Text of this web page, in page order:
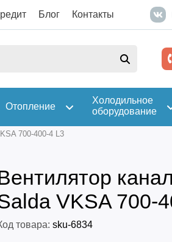
Блог Контакты
Отопление
Холодильное
оборудование
700-400-4 L3
VKSA 700-
товара: sku-6834